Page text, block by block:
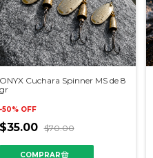
ONYX Cuchara Spinner MS de 8
gr
-50% OFF
$35.00 $70.00